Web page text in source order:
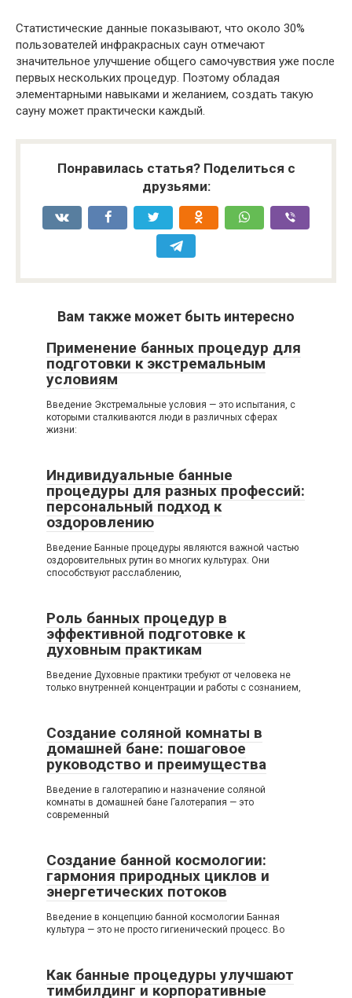
Статистические данные показывают, что около 30%
пользователей инфракрасных саун отмечают
значительное улучшение общего самочувствия уже после
первых нескольких процедур. Поэтому обладая
элементарными навыками и желанием, создать такую
сауну может практически каждый.
Понравилась статья? Поделиться с
друзьями:
Вам также может быть интересно
Применение банных процедур для
подготовки к экстремальным
условиям
Введение Экстремальные условия — это испытания, с
которыми сталкиваются люди в различных сферах
жизни:
Индивидуальные банные
процедуры для разных профессий:
персональный подход к
оздоровлению
Введение Банные процедуры являются важной частью
оздоровительных рутин во многих культурах. Они
способствуют расслаблению,
Роль банных процедур в
эффективной подготовке к
духовным практикам
Введение Духовные практики требуют от человека не
только внутренней концентрации и работы с сознанием,
Создание соляной комнаты в
домашней бане: пошаговое
руководство и преимущества
Введение в галотерапию и назначение соляной
комнаты в домашней бане Галотерапия — это
современный
Создание банной космологии:
гармония природных циклов и
энергетических потоков
Введение в концепцию банной космологии Банная
культура — это не просто гигиенический процесс. Во
Как банные процедуры улучшают
тимбилдинг и корпоративные